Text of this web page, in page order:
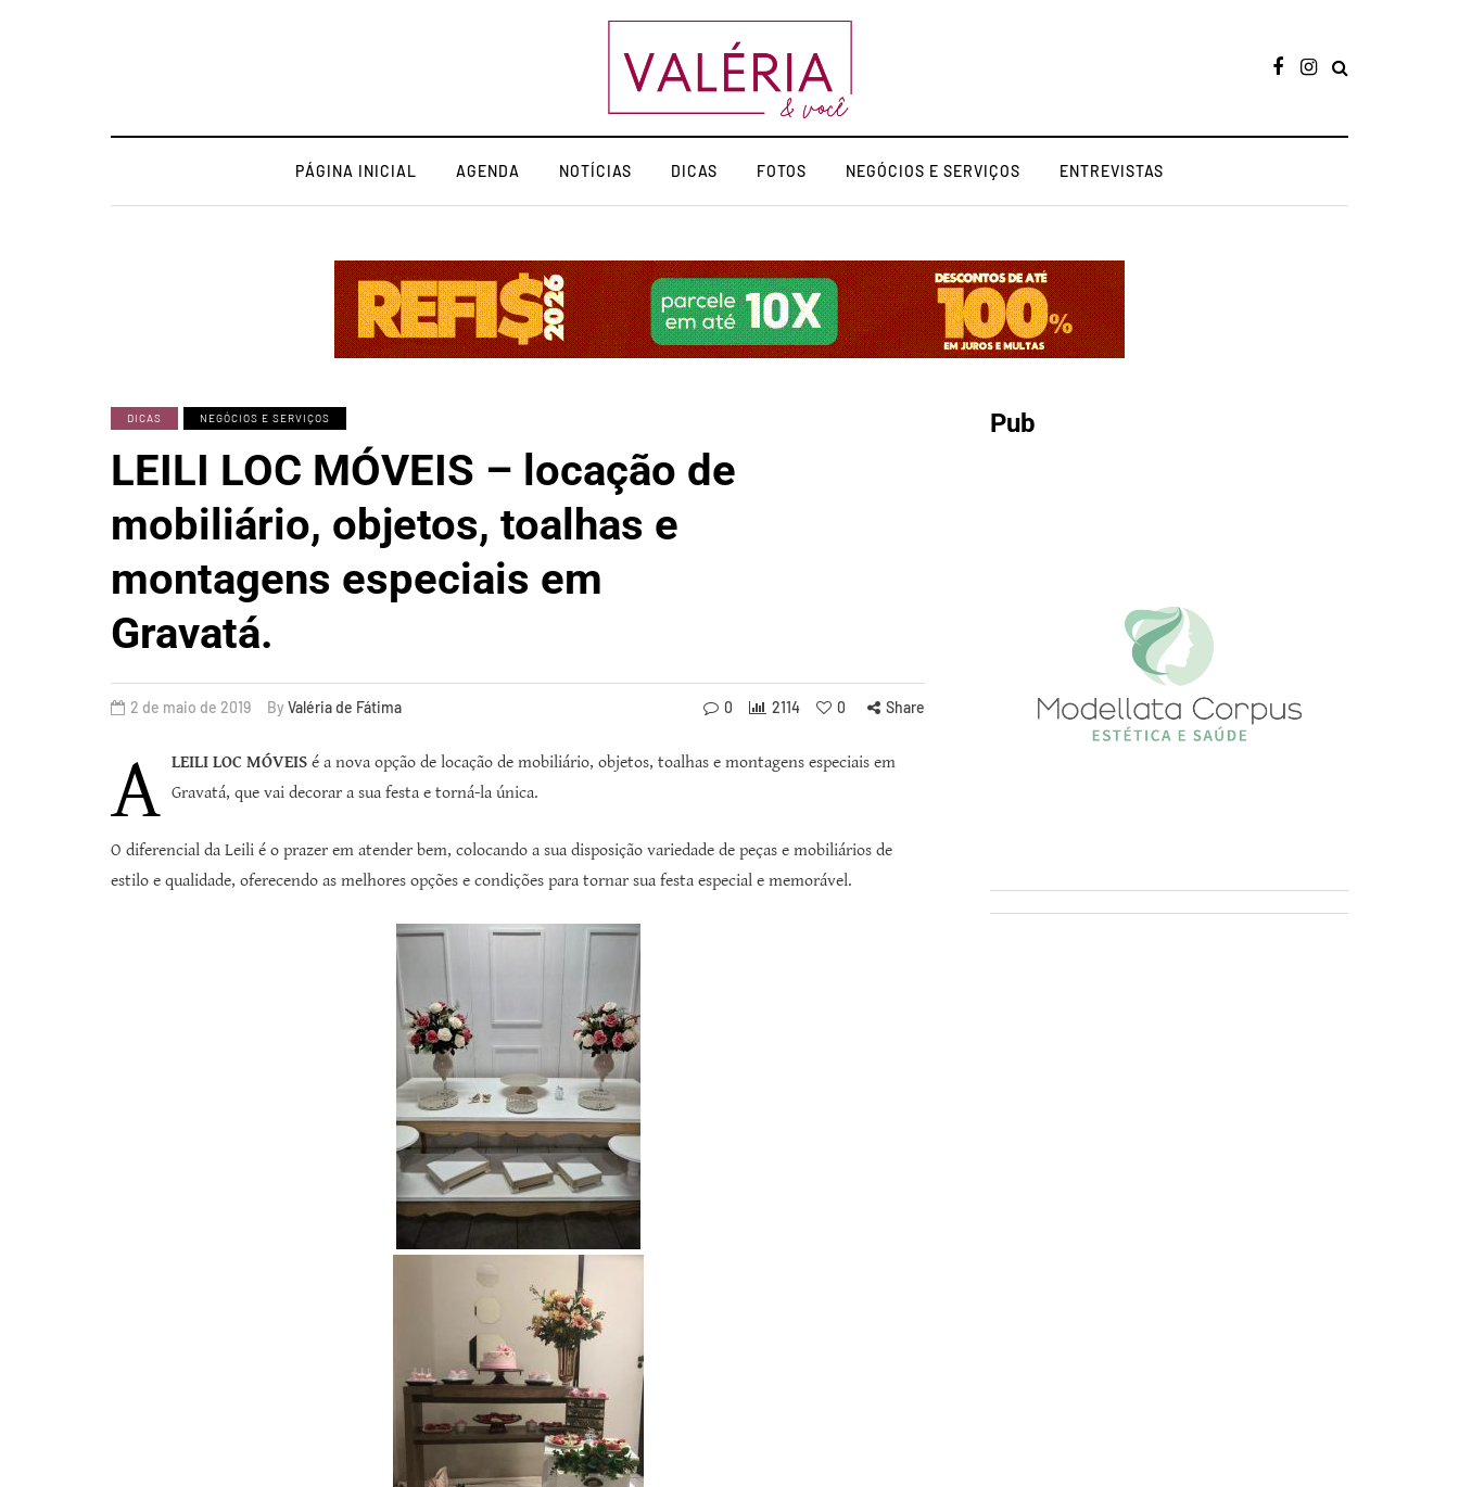
PÁGINA INICIAL AGENDA NOTÍCIAS DICAS FOTOS NEGÓCIOS E SERVIÇOS ENTREVISTAS
DICAS NEGÓCIOS E SERVIÇOS
LEILI LOC MÓVEIS – locação de
mobiliário, objetos, toalhas e
montagens especiais em
Gravatá.
2 de maio de 2019 By Valéria de Fátima 0 2114 0 Share
A LEILI LOC MÓVEIS é a nova opção de locação de mobiliário, objetos, toalhas e montagens especiais em
Gravatá, que vai decorar a sua festa e torná-la única.
O diferencial da Leili é o prazer em atender bem, colocando a sua disposição variedade de peças e mobiliários de
estilo e qualidade, oferecendo as melhores opções e condições para tornar sua festa especial e memorável.
Pub